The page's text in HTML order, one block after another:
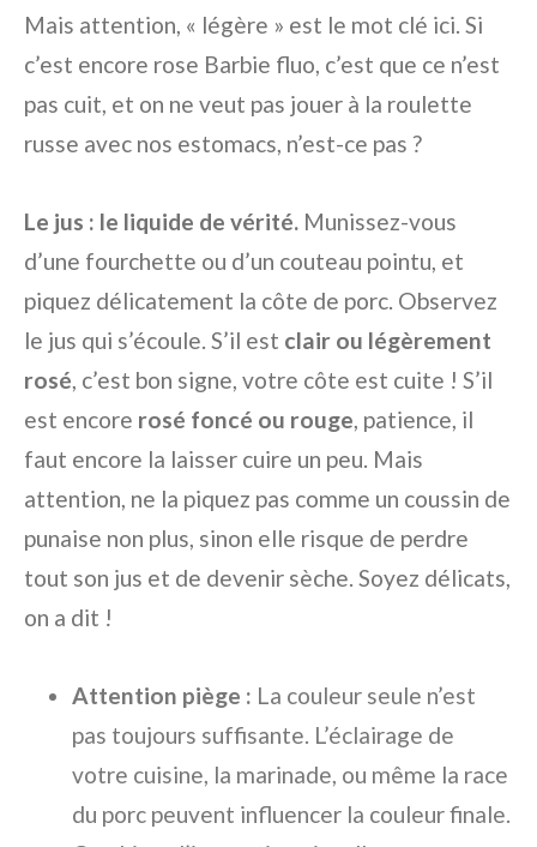
Mais attention, « légère » est le mot clé ici. Si
c’est encore rose Barbie fluo, c’est que ce n’est
pas cuit, et on ne veut pas jouer à la roulette
russe avec nos estomacs, n’est-ce pas ?
Le jus : le liquide de vérité. Munissez-vous
d’une fourchette ou d’un couteau pointu, et
piquez délicatement la côte de porc. Observez
le jus qui s’écoule. S’il est clair ou légèrement
rosé, c’est bon signe, votre côte est cuite ! S’il
est encore rosé foncé ou rouge, patience, il
faut encore la laisser cuire un peu. Mais
attention, ne la piquez pas comme un coussin de
punaise non plus, sinon elle risque de perdre
tout son jus et de devenir sèche. Soyez délicats,
on a dit !
Attention piège : La couleur seule n’est
pas toujours suffisante. L’éclairage de
votre cuisine, la marinade, ou même la race
du porc peuvent influencer la couleur finale.